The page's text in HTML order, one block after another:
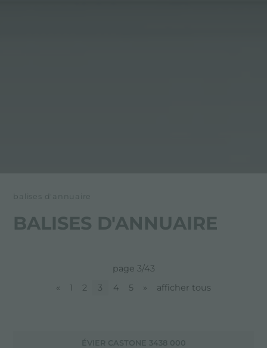
balises d'annuaire
BALISES D'ANNUAIRE
page 3/43
«
1 2 3 4 5 » afficher tous
ÉVIER CASTONE 3438 000